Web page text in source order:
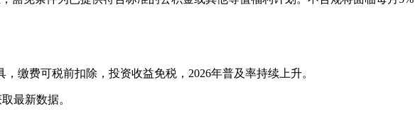
缴费可税前扣除，投资收益免税，2026年普及率持续上升。
最新数据。